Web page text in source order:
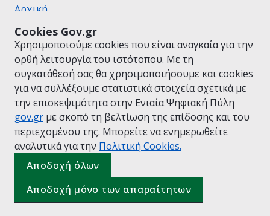
Cookies Gov.gr
Χρησιμοποιούμε cookies που είναι αναγκαία για την
ορθή λειτουργία του ιστότοπου. Με τη
συγκατάθεσή σας θα χρησιμοποιήσουμε και cookies
για να συλλέξουμε στατιστικά στοιχεία σχετικά με
την επισκεψιμότητα στην Ενιαία Ψηφιακή Πύλη
gov.gr με σκοπό τη βελτίωση της επίδοσης και του
περιεχομένου της. Μπορείτε να ενημερωθείτε
αναλυτικά για την Πολιτική Cookies.
Αποδοχή όλων
Αποδοχή μόνο των απαραίτητων
Αρχική
Όροι Χρήσης
Πολιτική Απορρήτου
Δήλωση προσβασιμότητας
Πολιτική cookies
Προτάσεις για το gov.gr
Υλοποίηση από το Υπουργείο Ψηφιακής
Διακυβέρνησης
Ελληνικά | Αγγλικά